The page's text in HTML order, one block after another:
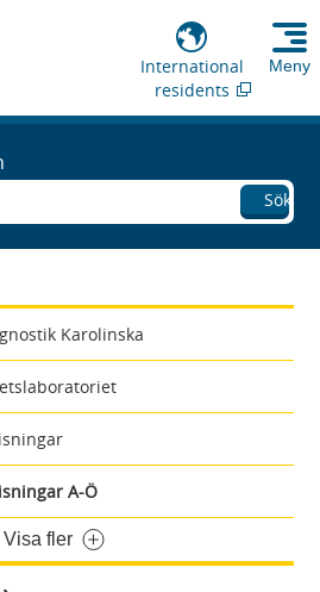
International
residents
Meny
Sök
Karolinska
A-Ö
Visa fler